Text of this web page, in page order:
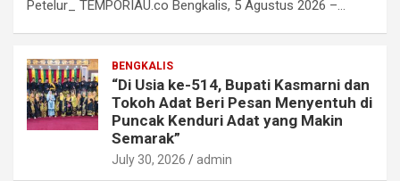
Petelur_ TEMPORIAU.co Bengkalis, 5 Agustus 2026 –…
BENGKALIS
“Di Usia ke-514, Bupati Kasmarni dan
Tokoh Adat Beri Pesan Menyentuh di
Puncak Kenduri Adat yang Makin
Semarak”
July 30, 2026 admin